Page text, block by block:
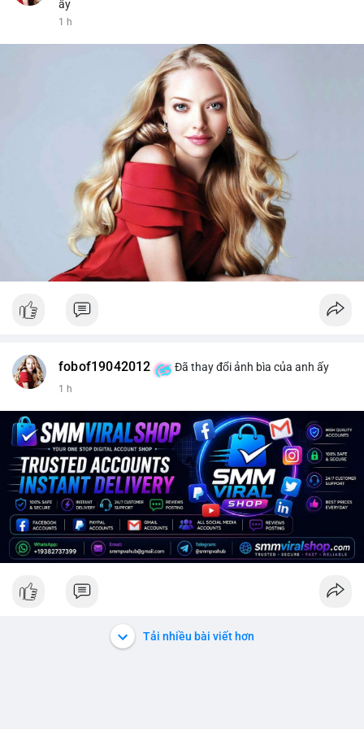
ấy
1 h
fobof19042012 Đã thay đổi ảnh bìa của anh ấy
1 h
Tải nhiều bài viết hơn